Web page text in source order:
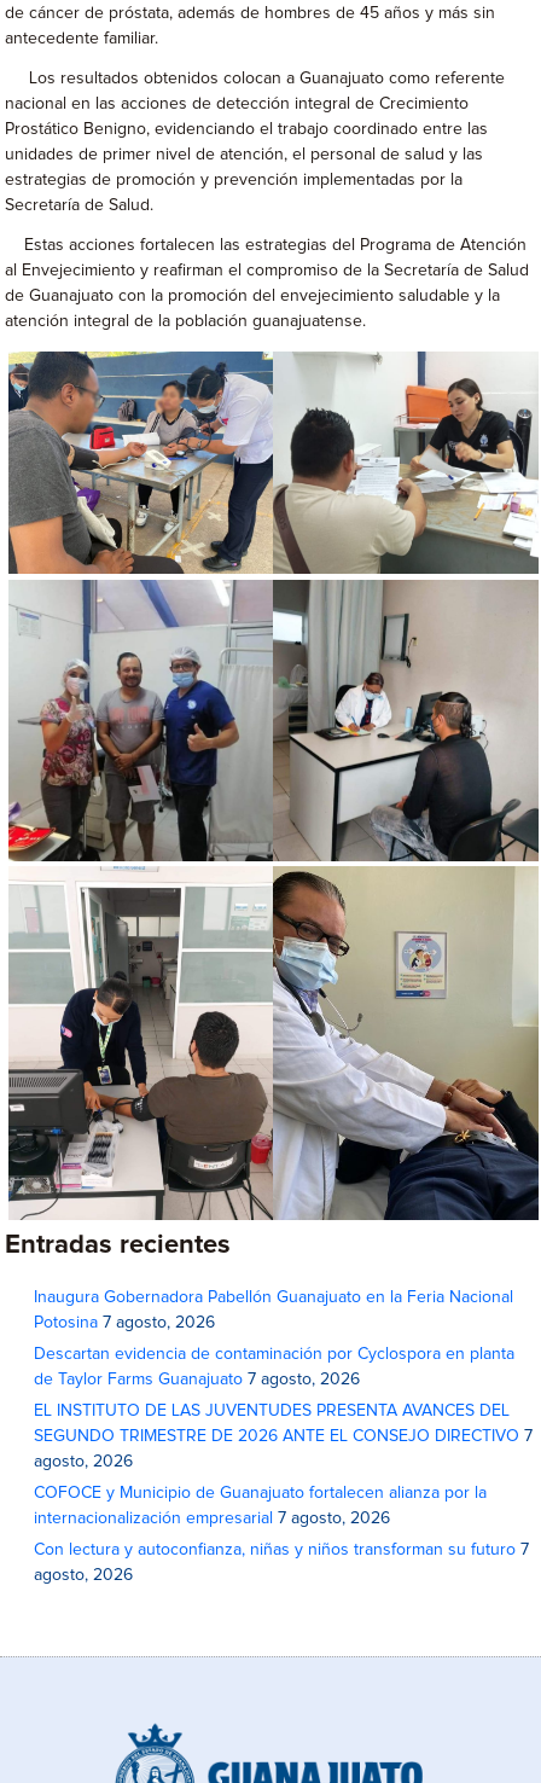
de cáncer de próstata, además de hombres de 45 años y más sin
antecedente familiar.
Los resultados obtenidos colocan a Guanajuato como referente
nacional en las acciones de detección integral de Crecimiento
Prostático Benigno, evidenciando el trabajo coordinado entre las
unidades de primer nivel de atención, el personal de salud y las
estrategias de promoción y prevención implementadas por la
Secretaría de Salud.
Estas acciones fortalecen las estrategias del Programa de Atención
al Envejecimiento y reafirman el compromiso de la Secretaría de Salud
de Guanajuato con la promoción del envejecimiento saludable y la
atención integral de la población guanajuatense.
Entradas recientes
Inaugura Gobernadora Pabellón Guanajuato en la Feria Nacional
Potosina 7 agosto, 2026
Descartan evidencia de contaminación por Cyclospora en planta
de Taylor Farms Guanajuato 7 agosto, 2026
EL INSTITUTO DE LAS JUVENTUDES PRESENTA AVANCES DEL
SEGUNDO TRIMESTRE DE 2026 ANTE EL CONSEJO DIRECTIVO 7
agosto, 2026
COFOCE y Municipio de Guanajuato fortalecen alianza por la
internacionalización empresarial 7 agosto, 2026
Con lectura y autoconfianza, niñas y niños transforman su futuro 7
agosto, 2026